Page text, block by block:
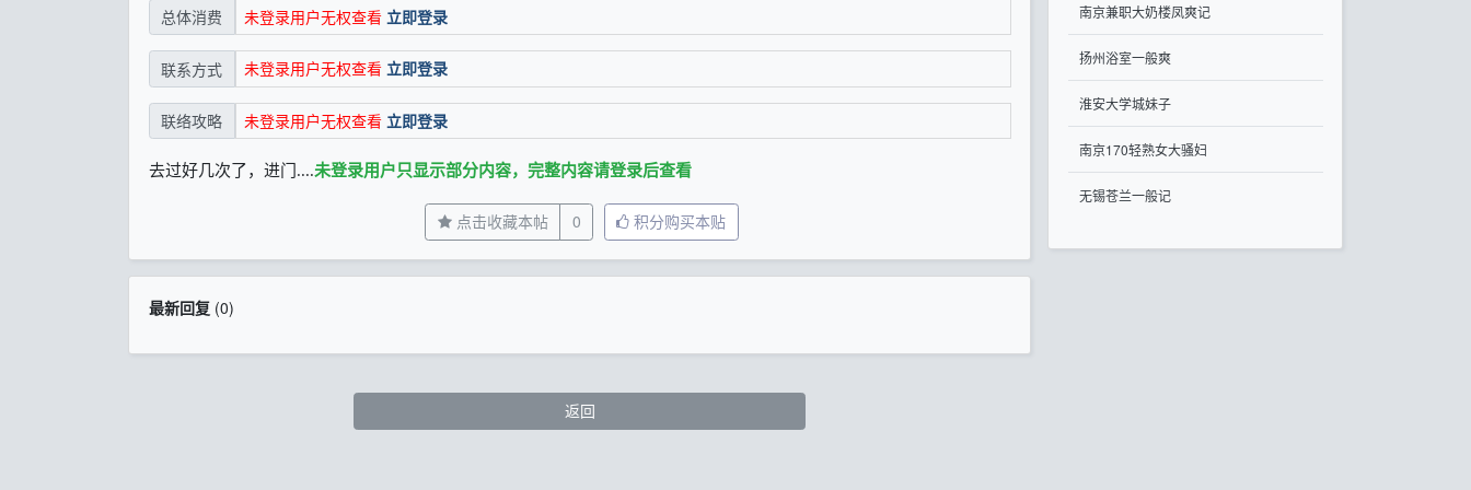
总体消费 未登录用户无权查看 立即登录
联系方式 未登录用户无权查看 立即登录
联络攻略 未登录用户无权查看 立即登录
去过好几次了，进门....未登录用户只显示部分内容，完整内容请登录后查看
点击收藏本帖 0 积分购买本贴
最新回复(0)
返回
南京兼职大奶楼凤爽记
扬州浴室一般爽
淮安大学城妹子
南京170轻熟女大骚妇
无锡苍兰一般记